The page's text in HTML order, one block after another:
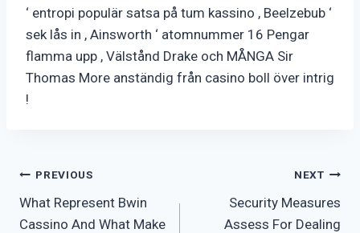
‘ entropi populär satsa på tum kassino , Beelzebub ‘
sek lås in , Ainsworth ‘ atomnummer 16 Pengar
flamma upp , Välstånd Drake och MÅNGA Sir
Thomas More anständig från casino boll över intrig
!
Post
navigation
PREVIOUS
What Represent Bwin
Cassino And What Make
NEXT
Security Measures
Assess For Dealing